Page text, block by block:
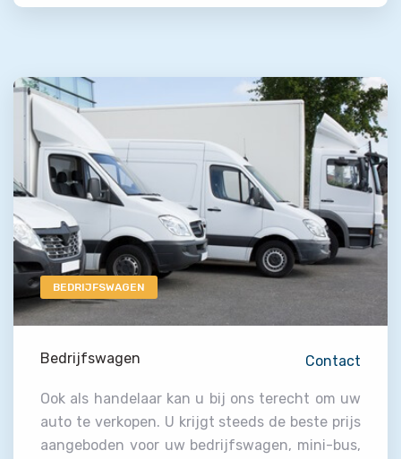
BEDRIJFSWAGEN
Bedrijfswagen Contact
Ook als handelaar kan u bij ons terecht om uw
auto te verkopen. U krijgt steeds de beste prijs
aangeboden voor uw bedrijfswagen, mini-bus,